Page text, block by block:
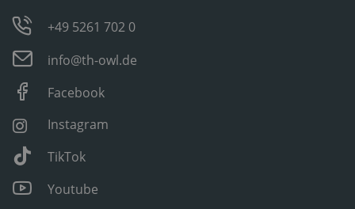
+49 5261 702 0
info@th-owl.de
Facebook
Instagram
TikTok
Youtube